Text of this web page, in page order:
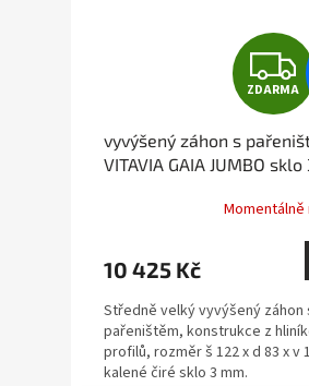
ZDARMA
vyvýšený záhon s
VITAVIA GAIA JUMBO
10 425 Kč
Středně velký vyvýšený záhon
pařeništěm, konstrukce z
profilů, rozměr š 122 x d 83 x v
kalené čiré sklo 3 mm.